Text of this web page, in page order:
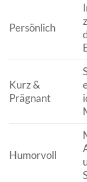
Persönlich
Kurz &
Prägnant
Humorvoll